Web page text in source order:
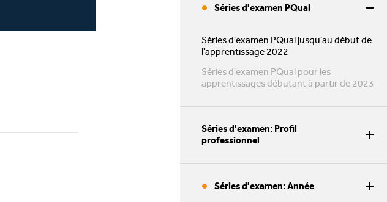
Séries d'examen PQual
Séries d'examen PQual jusqu'au début de
l'apprentissage 2022
Séries d'examen PQual pour les
apprentissages débutant à partir de 2023
Séries d'examen: Profil
professionnel
Séries d'examen: Année